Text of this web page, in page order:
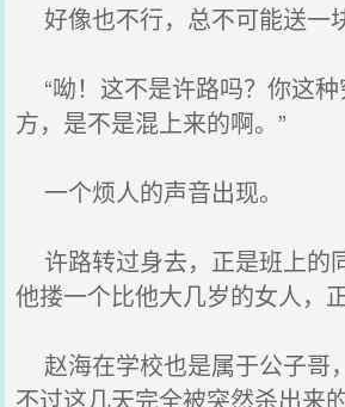
好像也不行，总不可能送一
“呦！这不是许路吗？你这
方，是不是混上来的啊。”
一个烦人的声音出现。
许路转过身去，正是班上的
他搂一个比他大几岁的女人，
赵海在学校也是属于公子哥
不过这几天完全被突然杀出来